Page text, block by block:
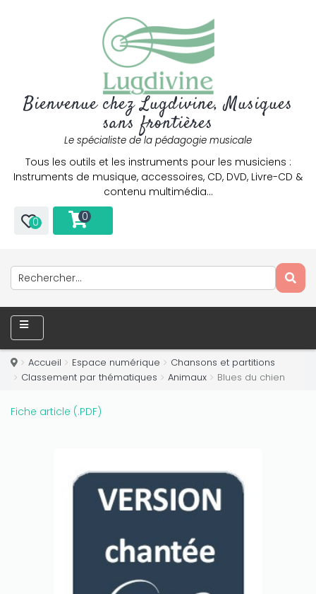
Bienvenue chez Lugdivine, Musiques
sans frontières
Le spécialiste de la pédagogie musicale
Tous les outils et les instruments pour les musiciens :
Instruments de musique, accessoires, CD, DVD, Livre-CD &
contenu multimédia…
0 0
Accueil Espace numérique
Chansons et partitions
Classement par thématiques
Animaux Blues du chien
Fiche article (.PDF)